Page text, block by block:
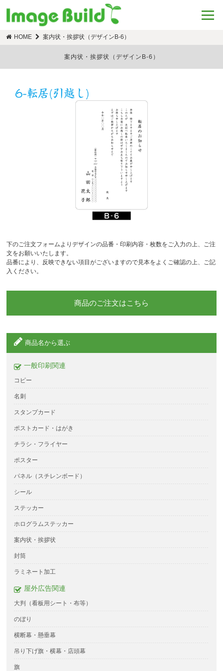
HOME 案内状・挨拶状（デザインB-6）
案内状・挨拶状（デザインB-6）
下のご注文フォームよりデザインの品番・印刷内容・枚数をご入力の上、ご注
文をお願いいたします。
品番により、反映できない項目がございますので見本をよくご確認の上、ご記
入ください。
商品のご注文はこちら
商品名から選ぶ
一般印刷関連
コピー
名刺
スタンプカード
ポストカード・はがき
チラシ・フライヤー
ポスター
パネル（スチレンボード）
シール
ステッカー
ホログラムステッカー
案内状・挨拶状
封筒
ラミネート加工
屋外広告関連
大判（看板用シート・布等）
のぼり
横断幕・懸垂幕
吊り下げ旗・横幕・店頭幕
旗